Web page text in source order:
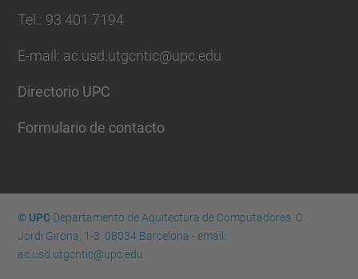
Tel.: 93 401 7194
E-mail: ac.usd.utgcntic@upc.edu
Directorio UPC
Formulario de contacto
© UPCDepartamento de Aquitectura de Computadores. C.
Jordi Girona, 1-3. 08034 Barcelona - email:
ac.usd.utgcntic@upc.edu